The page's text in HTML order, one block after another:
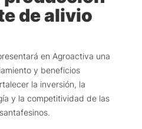
de alivio
en Agroactiva una
y beneficios
la inversión, la
y la competitividad de las